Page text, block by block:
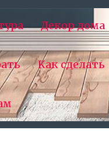
Декор дома
Как сделать